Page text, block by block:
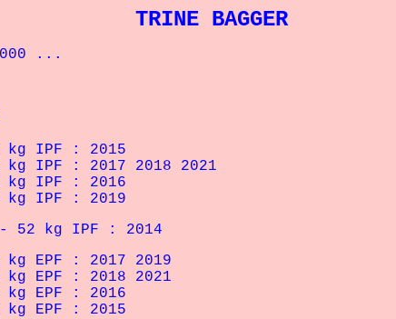
TRINE BAGGER
...
kg IPF : 2015
IPF : 2017 2018 2021
kg IPF : 2016
kg IPF : 2019
- 52 kg IPF : 2014
EPF : 2017 2019
EPF : 2018 2021
EPF : 2016
EPF : 2015